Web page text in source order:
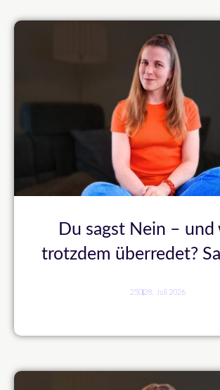
Du sagst Nein –
trotzdem überredet?
250 28. Juli 2026